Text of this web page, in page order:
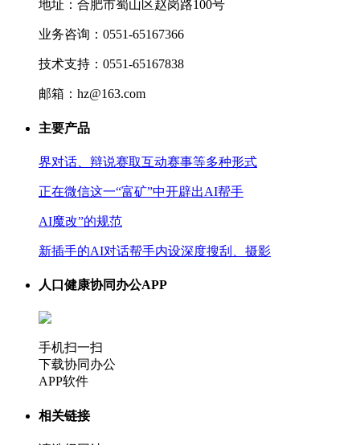
地址：合肥市蜀山区赵岗路100号
业务咨询：0551-65167366
技术支持：0551-65167838
邮箱：hz@163.com
主要产品
界对话、辩说赛取互动赛事等多种形式
正在微信这一“富矿”中开辟出AI帮手
AI魔改”的规范
新插手的AI对话帮手内设深度搜刮、摄影
人口健康协同办公APP
手机扫一扫
下载协同办公
APP软件
相关链接